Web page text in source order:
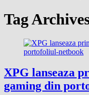
Tag
XPG lanseaza
gaming din